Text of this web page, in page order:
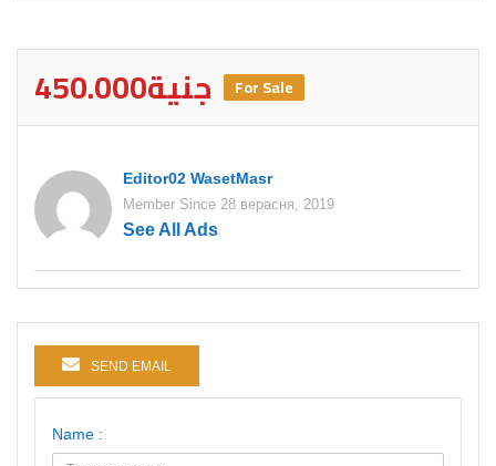
450.000جنية For Sale
Editor02 WasetMasr
Member Since 28 верасня, 2019
See All Ads
SEND EMAIL
Name :